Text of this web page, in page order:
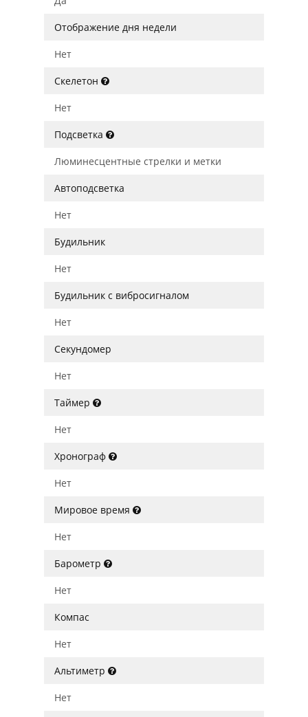
Отображение дня недели
Нет
Скелетон
Нет
Подсветка
Люминесцентные стрелки и метки
Автоподсветка
Нет
Будильник
Нет
Будильник с вибросигналом
Нет
Секундомер
Нет
Таймер
Нет
Хронограф
Нет
Мировое время
Нет
Барометр
Нет
Компас
Нет
Альтиметр
Нет